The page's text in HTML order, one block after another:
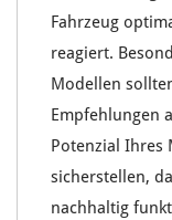
Fahrzeug
reagiert.
Modellen
Empfehlungen
Potenzial Ihres
sicherstellen,
nachhaltig